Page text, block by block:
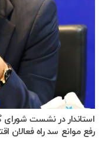
استاندار در نشست شورای
رفع موانع سد راه فعالان